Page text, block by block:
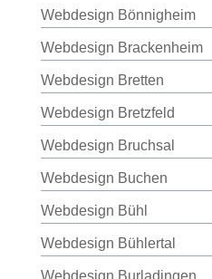
Webdesign Bönnigheim
Webdesign Brackenheim
Webdesign Bretten
Webdesign Bretzfeld
Webdesign Bruchsal
Webdesign Buchen
Webdesign Bühl
Webdesign Bühlertal
Webdesign Burladingen